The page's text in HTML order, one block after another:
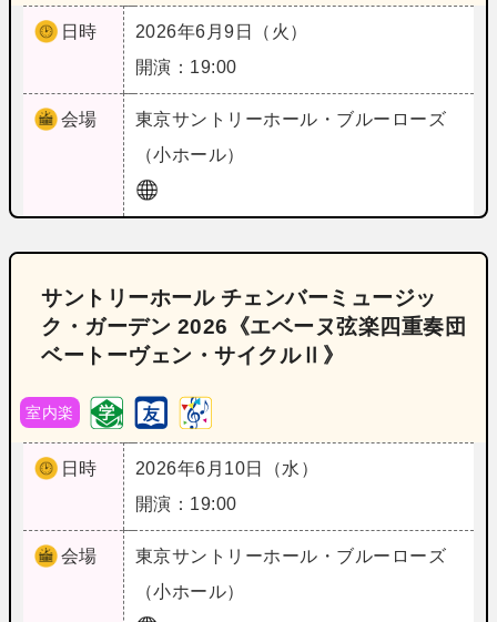
日時
2026年6月9日（火）
開演：19:00
会場 東京サントリーホール・ブルーローズ
（小ホール）
サントリーホール チェンバーミュージッ
ク・ガーデン 2026《エベーヌ弦楽四重奏団
ベートーヴェン・サイクルⅡ》
室内楽
日時
2026年6月10日（水）
開演：19:00
会場 東京サントリーホール・ブルーローズ
（小ホール）